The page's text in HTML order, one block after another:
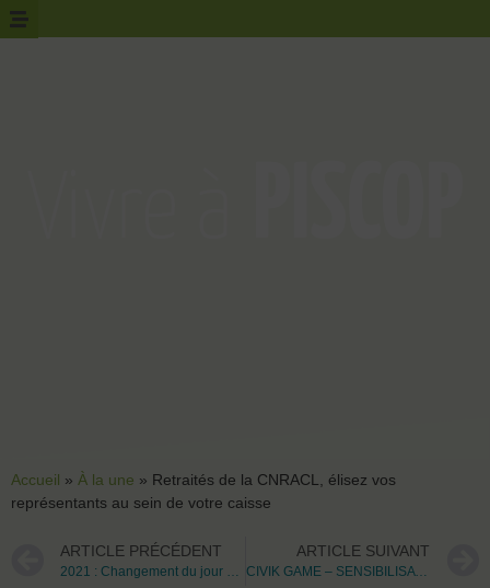
Accueil » À la une » Retraités de la CNRACL, élisez vos
représentants au sein de votre caisse
ARTICLE PRÉCÉDENT
2021 : Changement du jour de collecte des ordures ménagères
ARTICLE SUIVANT
CIVIK GAME – SENSIBILISATION AU DISPOSITIF DU SERVICE CIVIQUE